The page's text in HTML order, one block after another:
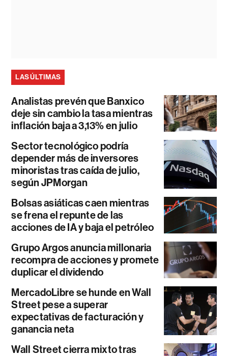
LAS ÚLTIMAS
Analistas prevén que Banxico
deje sin cambio la tasa mientras
inflación baja a 3,13% en julio
Sector tecnológico podría
depender más de inversores
minoristas tras caída de julio,
según JPMorgan
Bolsas asiáticas caen mientras
se frena el repunte de las
acciones de IA y baja el petróleo
Grupo Argos anuncia millonaria
recompra de acciones y promete
duplicar el dividendo
MercadoLibre se hunde en Wall
Street pese a superar
expectativas de facturación y
ganancia neta
Wall Street cierra mixto tras